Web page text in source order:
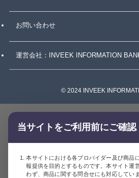
お問い合わせ
運営会社：INVEEK INFORMATION
© 2024 INVEEK
当サイトをご利用前にご確
本サイトにおける各プロバイダー及び商品
報提供を目的とするものです。本サイト運
わず、商品に関する問合せにも対応してい